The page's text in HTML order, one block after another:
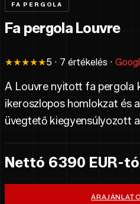
FA PERGOLA
Fa pergola Louvre
★★★★★5 · 7 értékelés ·
A Louvre nyitott fa pergola
ikeroszlopos homlokzat és
üvegtető kiegyensúlyozott
Nettó 6390 EUR-